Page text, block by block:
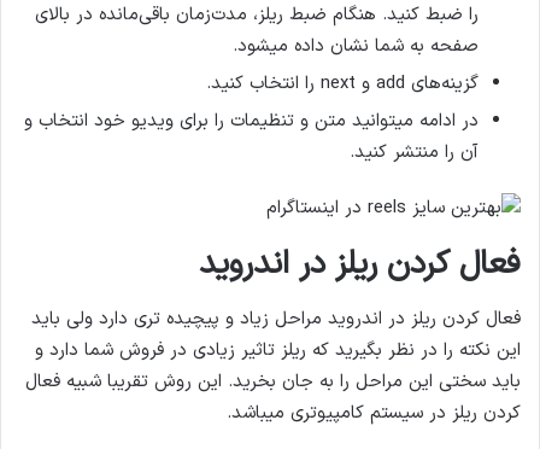
را ضبط کنید. هنگام ضبط ریلز، مدت‌زمان باقی‌مانده در بالای
صفحه به شما نشان داده میشود.
گزینه‌های add و next را انتخاب کنید.
در ادامه میتوانید متن و تنظیمات را برای ویدیو خود انتخاب و
آن را منتشر کنید.
فعال کردن ریلز در اندروید
فعال کردن ریلز در اندروید مراحل زیاد و پیچیده تری دارد ولی باید
این نکته را در نظر بگیرید که ریلز تاثیر زیادی در فروش شما دارد و
باید سختی این مراحل را به جان بخرید. این روش تقریبا شبیه فعال
کردن ریلز در سیستم کامپیوتری میباشد.